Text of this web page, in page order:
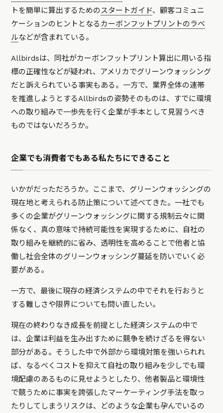
トを簡単に算出するためのスタートガイド、顧客コミュニ
ケーションのヒントとなるカーボンフットプリントのラベ
ルなどが含まれている。
Allbirdsは、同社がカーボンフットプリント算出に用いる指
標の正確性などが疑われ、アメリカでグリーンウォッシング
だと訴えられている事実もある。一方で、業界全体の連帯
を推進しようとするAllbirdsの姿勢そのものは、すでに環境
への取り組みで一歩先を行く企業が手本として見習うべき
ものではないだろうか。
企業でも消費者でもある私たちにできること
いかがだっただろうか。ここまで、グリーンウォッシングの
現在地と考えられる防止策について述べてきた。一社でも
多くの企業がグリーンウォッシングに関する規制云々に関
係なく、真の意味で持続可能性を実現するために、自社の
取り組みを継続的に省み、透明性を高めることで他者と協
働し社会全体のグリーンウォッシング蔓延を防いでいく必
要がある。
一方で、最後に現存の経済システムの中でそれを行おうと
する難しさや限界についても問い直したい。
現在の終わりなき成長を前提とした経済システムの中で
は、企業は利益を生み出すために競争を続けざるを得ない
部分がある。そうした中で外部から環境対策を強いられれ
ば、なるべくコストを抑えて自社の取り組みを少しでも環
境配慮のあるものに見せようとしたり、他者製品と環境性
で競うために事実を誇張したマーケーティング手法を取っ
たりしてしまうリスクは、どのような企業も孕んでいるの